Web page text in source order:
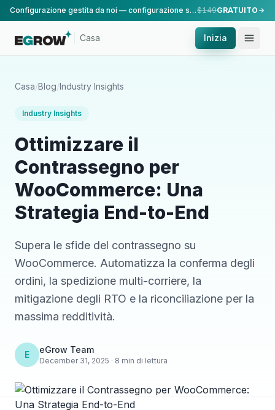
Configurazione gestita da noi — configurazione standard, eseguita dal nostro team.$149GRATUITO
Casa Inizia
Casa/Blog/Industry Insights
Industry Insights
Ottimizzare il
Contrassegno per
WooCommerce: Una
Strategia End-to-End
Supera le sfide del contrassegno su
WooCommerce. Automatizza la conferma degli
ordini, la spedizione multi-corriere, la
mitigazione degli RTO e la riconciliazione per la
massima redditività.
E eGrow Team
December 31, 2025 · 8 min di lettura